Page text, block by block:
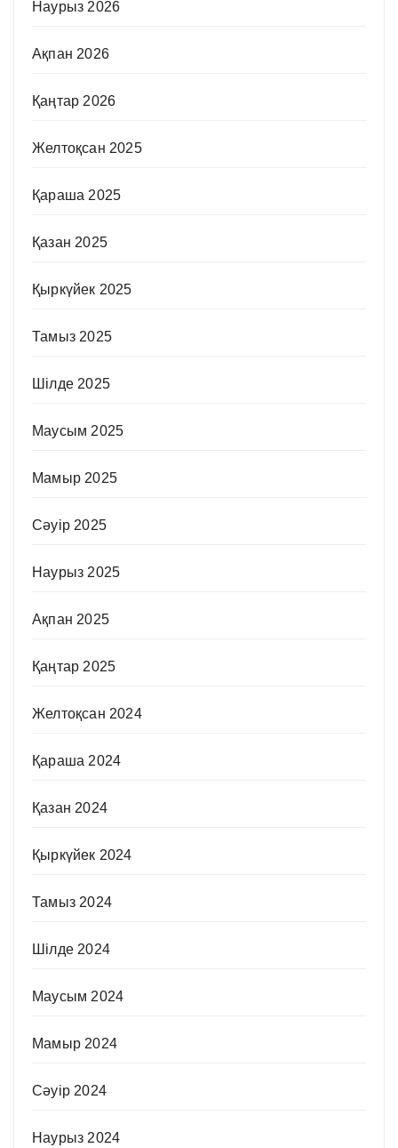
Наурыз 2026
Ақпан 2026
Қаңтар 2026
Желтоқсан 2025
Қараша 2025
Қазан 2025
Қыркүйек 2025
Тамыз 2025
Шілде 2025
Маусым 2025
Мамыр 2025
Сәуір 2025
Наурыз 2025
Ақпан 2025
Қаңтар 2025
Желтоқсан 2024
Қараша 2024
Қазан 2024
Қыркүйек 2024
Тамыз 2024
Шілде 2024
Маусым 2024
Мамыр 2024
Сәуір 2024
Наурыз 2024